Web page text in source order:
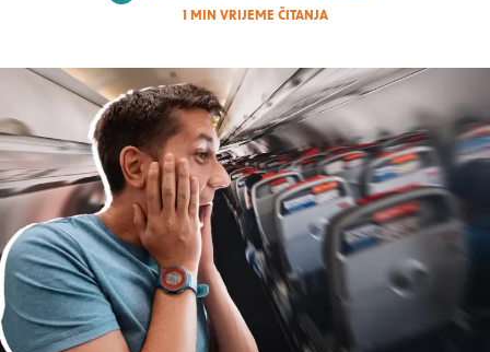
1 MIN VRIJEME ČITANJA